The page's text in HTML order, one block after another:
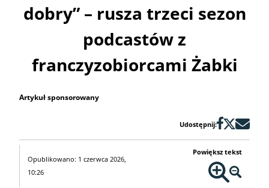
dobry” – rusza trzeci sezon
podcastów z
franczyzobiorcami Żabki
Artykuł sponsorowany
Udostępnij:
Opublikowano: 1 czerwca 2026,
10:26
Powiększ tekst